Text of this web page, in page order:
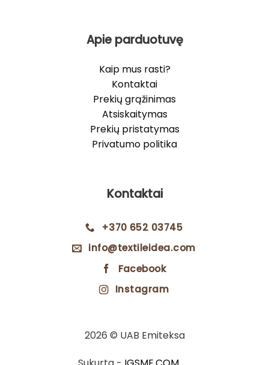
Apie parduotuvę
Kaip mus rasti?
Kontaktai
Prekių grąžinimas
Atsiskaitymas
Prekių pristatymas
Privatumo politika
Kontaktai
+370 652 03745
info@textileidea.com
Facebook
Instagram
2026 © UAB Emiteksa